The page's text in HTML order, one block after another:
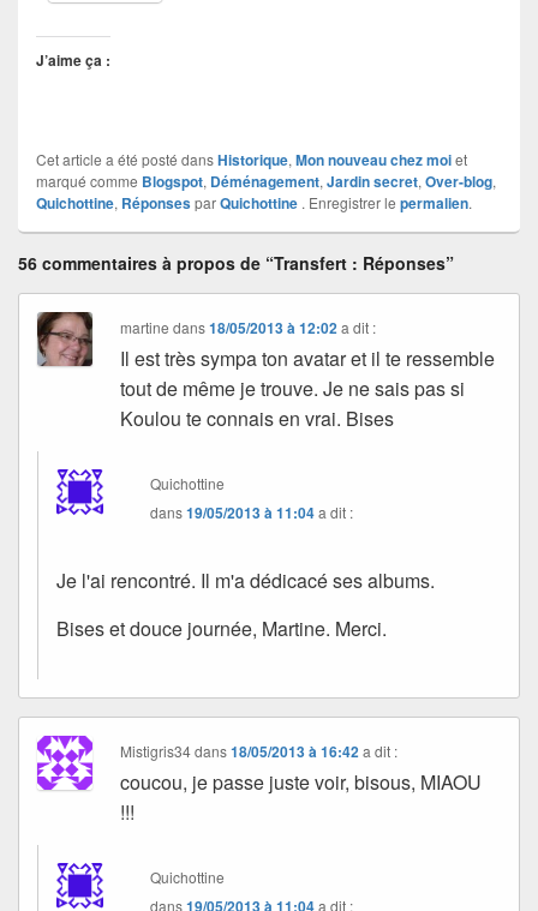
J’aime ça :
Cet article a été posté dansHistorique, Mon nouveau chez moiet
marqué comme Blogspot, Déménagement, Jardin secret, Over-blog,
Quichottine, RéponsesparQuichottine . Enregistrer le permalien.
56 commentaires à propos de “Transfert : Réponses”
martine dans18/05/2013 à 12:02 a dit :
Il est très sympa ton avatar et il te ressemble
tout de même je trouve. Je ne sais pas si
Koulou te connais en vrai. Bises
Quichottine
dans19/05/2013 à 11:04a dit :
Je l'ai rencontré. Il m'a dédicacé ses albums.
Bises et douce journée, Martine. Merci.
Mistigris34dans18/05/2013 à 16:42 a dit :
coucou, je passe juste voir, bisous, MIAOU
!!!
Quichottine
dans19/05/2013 à 11:04a dit :